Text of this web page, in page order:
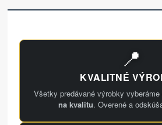
📍
KVALITNÉ
Všetky predávané výrobky vyberáme
na kvalitu. Overené a